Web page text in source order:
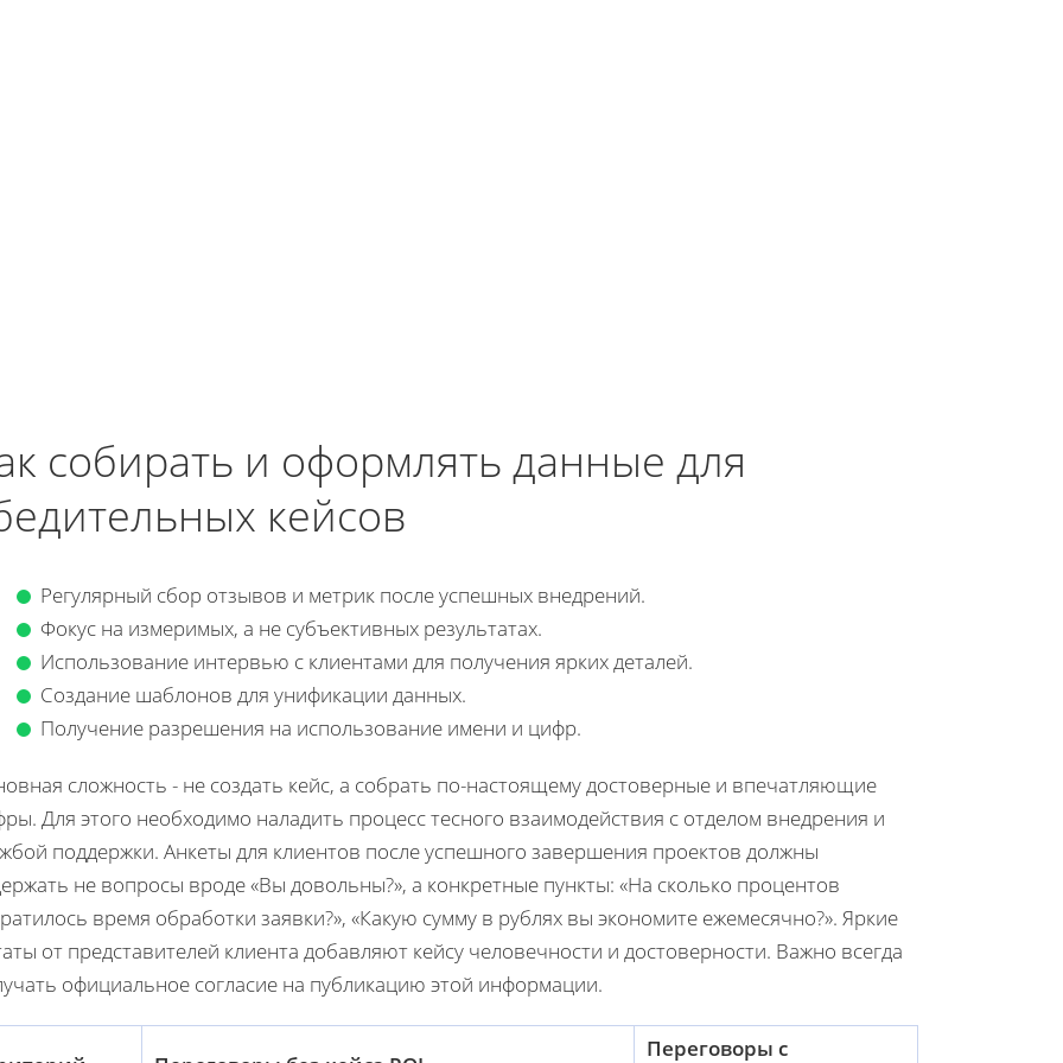
собирать и оформлять данные для
кейсов
Регулярный сбор отзывов и метрик после успешных внедрений.
Фокус на измеримых, а не субъективных результатах.
Использование интервью с клиентами для получения ярких деталей.
Создание шаблонов для унификации данных.
Получение разрешения на использование имени и цифр.
сложность - не создать кейс, а собрать по-настоящему достоверные и впечатляющие
Для этого необходимо наладить процесс тесного взаимодействия с отделом внедрения и
поддержки. Анкеты для клиентов после успешного завершения проектов должны
не вопросы вроде «Вы довольны?», а конкретные пункты: «На сколько процентов
время обработки заявки?», «Какую сумму в рублях вы экономите ежемесячно?». Яркие
от представителей клиента добавляют кейсу человечности и достоверности. Важно всегда
официальное согласие на публикацию этой информации.
Переговоры с